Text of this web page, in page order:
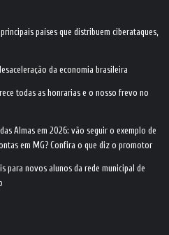
países que distribuem ciberataques,
da economia brasileira
todas as honrarias e o nosso frevo no
Almas em 2026: vão seguir o exemplo de
em MG? Confira o que diz o promotor
para novos alunos da rede municipal de